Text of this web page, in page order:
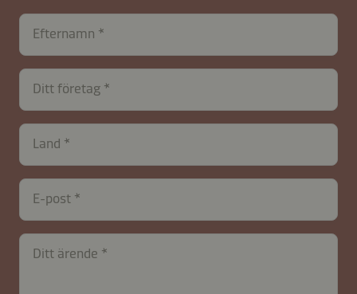
Efternamn
Ditt företag
Land
E-post
Ditt ärende